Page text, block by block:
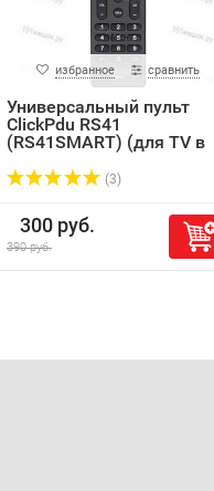
избранное сравнить
Универсальный пульт
ClickPdu RS41
(RS41SMART) (для TV в
(3)
300 руб.
390 руб.